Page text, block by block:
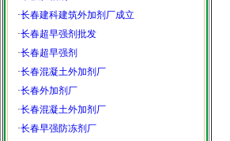
·长春建科建筑外加剂厂成立
·长春超早强剂批发
·长春超早强剂
·长春混凝土外加剂厂
·长春外加剂厂
·长春混凝土外加剂厂
·长春早强防冻剂厂